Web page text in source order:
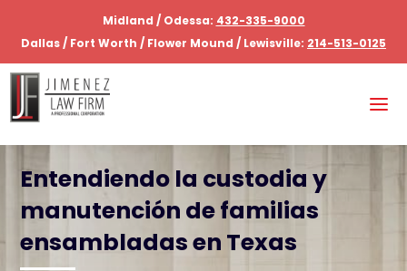
Midland / Odessa: 432-335-9000
Dallas / Fort Worth / Flower Mound / Lewisville: 214-513-0125
Entendiendo la custodia y
manutención de familias
ensambladas en Texas